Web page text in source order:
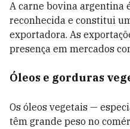
A carne bovina argentina
reconhecida e constitui
exportadora. As
presença em mercados
Óleos e gorduras
Os óleos vegetais —
têm grande peso no